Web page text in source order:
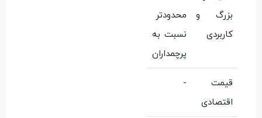
بزرگ و
کاربردی
محدودتر
نسبت به
پرچمداران
قیمت
اقتصادی
-